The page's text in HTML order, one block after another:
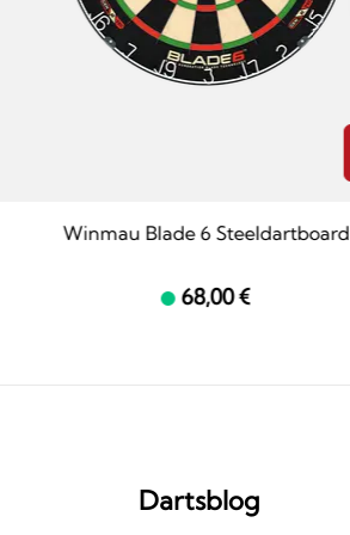
Winmau Blade 6 Steeldartboard
68,00 €
Dartsblog